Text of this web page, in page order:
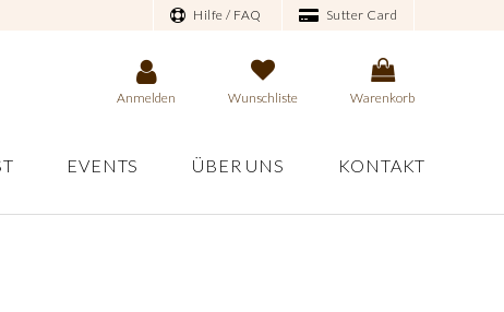
Hilfe / FAQ Sutter Card
Anmelden Wunschliste Warenkorb
EVENTS ÜBER UNS KONTAKT